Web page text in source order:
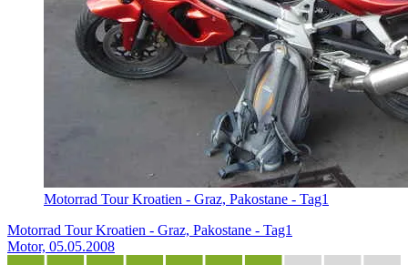
Motorrad Tour Kroatien - Graz, Pakostane - Tag1
Motorrad Tour Kroatien - Graz, Pakostane - Tag1
Motor, 05.05.2008